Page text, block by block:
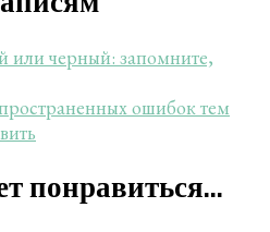
или черный: запомните,
ошибок тем
понравиться...